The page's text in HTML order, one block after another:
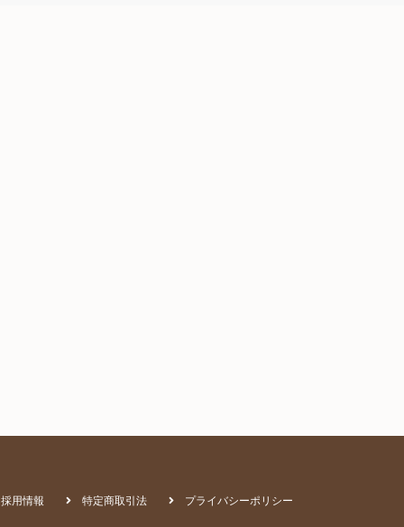
採用情報 特定商取引法 プライバシーポリシー